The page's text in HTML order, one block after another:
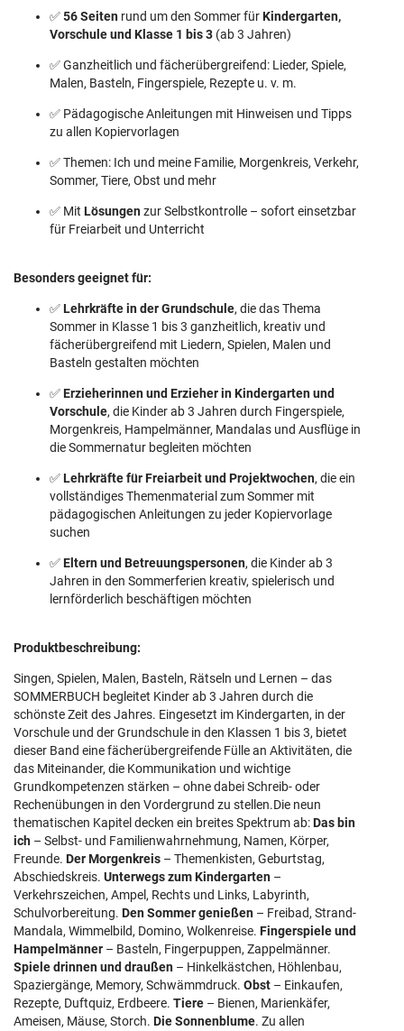
✅56 Seiten rund um den Sommer fürKindergarten,
Vorschule und Klasse 1 bis 3 (ab 3 Jahren)
✅ Ganzheitlich und fächerübergreifend: Lieder, Spiele,
Malen, Basteln, Fingerspiele, Rezepte u. v. m.
✅ Pädagogische Anleitungen mit Hinweisen und Tipps
zu allen Kopiervorlagen
✅ Themen: Ich und meine Familie, Morgenkreis, Verkehr,
Sommer, Tiere, Obst und mehr
✅ Mit Lösungenzur Selbstkontrolle – sofort einsetzbar
für Freiarbeit und Unterricht
Besonders geeignet für:
✅Lehrkräfte in der Grundschule, die das Thema
Sommer in Klasse 1 bis 3 ganzheitlich, kreativ und
fächerübergreifend mit Liedern, Spielen, Malen und
Basteln gestalten möchten
✅Erzieherinnen und Erzieher in Kindergarten und
Vorschule, die Kinder ab 3 Jahren durch Fingerspiele,
Morgenkreis, Hampelmänner, Mandalas und Ausflüge in
die Sommernatur begleiten möchten
✅Lehrkräfte für Freiarbeit und Projektwochen, die ein
vollständiges Themenmaterial zum Sommer mit
pädagogischen Anleitungen zu jeder Kopiervorlage
suchen
✅Eltern und Betreuungspersonen, die Kinder ab 3
Jahren in den Sommerferien kreativ, spielerisch und
lernförderlich beschäftigen möchten
Produktbeschreibung:
Singen, Spielen, Malen, Basteln, Rätseln und Lernen – das
SOMMERBUCH begleitet Kinder ab 3 Jahren durch die
schönste Zeit des Jahres. Eingesetzt im Kindergarten, in der
Vorschule und der Grundschule in den Klassen 1 bis 3, bietet
dieser Band eine fächerübergreifende Fülle an Aktivitäten, die
das Miteinander, die Kommunikation und wichtige
Grundkompetenzen stärken – ohne dabei Schreib- oder
Rechenübungen in den Vordergrund zu stellen.Die neun
thematischen Kapitel decken ein breites Spektrum ab:Das bin
ich – Selbst- und Familienwahrnehmung, Namen, Körper,
Freunde. Der Morgenkreis – Themenkisten, Geburtstag,
Abschiedskreis. Unterwegs zum Kindergarten –
Verkehrszeichen, Ampel, Rechts und Links, Labyrinth,
Schulvorbereitung. Den Sommer genießen – Freibad, Strand-
Mandala, Wimmelbild, Domino, Wolkenreise. Fingerspiele und
Hampelmänner – Basteln, Fingerpuppen, Zappelmänner.
Spiele drinnen und draußen – Hinkelkästchen, Höhlenbau,
Spaziergänge, Memory, Schwämmdruck. Obst – Einkaufen,
Rezepte, Duftquiz, Erdbeere. Tiere – Bienen, Marienkäfer,
Ameisen, Mäuse, Storch. Die Sonnenblume. Zu allen